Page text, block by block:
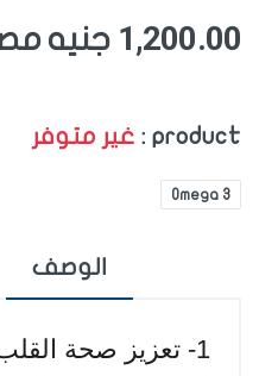
1,200.00 جنيه
product : غير متوفر
Omega 3
الوصف
1- تعزيز صحة القلب